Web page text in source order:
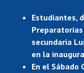
Estudiantes,
Preparatorias
secundaria
en la
En el Sábado